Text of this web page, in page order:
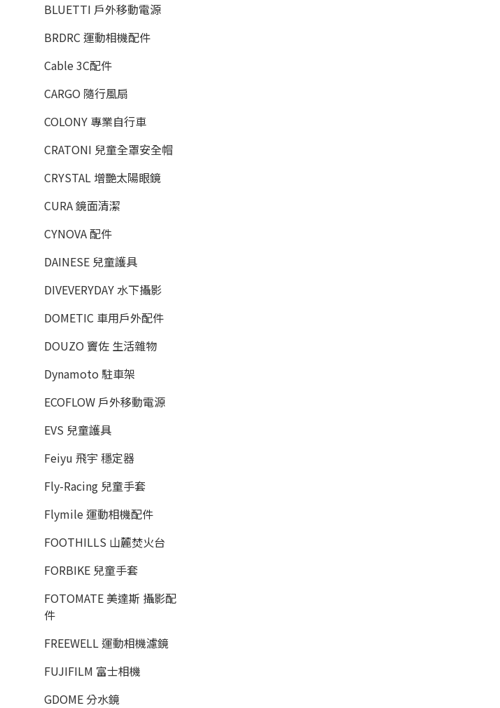
BLUETTI 戶外移動電源
BRDRC 運動相機配件
Cable 3C配件
CARGO 隨行風扇
COLONY 專業自行車
CRATONI 兒童全罩安全帽
CRYSTAL 增艷太陽眼鏡
CURA 鏡面清潔
CYNOVA 配件
DAINESE 兒童護具
DIVEVERYDAY 水下攝影
DOMETIC 車用戶外配件
DOUZO 竇佐 生活雜物
Dynamoto 駐車架
ECOFLOW 戶外移動電源
EVS 兒童護具
Feiyu 飛宇 穩定器
Fly-Racing 兒童手套
Flymile 運動相機配件
FOOTHILLS 山麓焚火台
FORBIKE 兒童手套
FOTOMATE 美達斯 攝影配
件
FREEWELL 運動相機濾鏡
FUJIFILM 富士相機
GDOME 分水鏡